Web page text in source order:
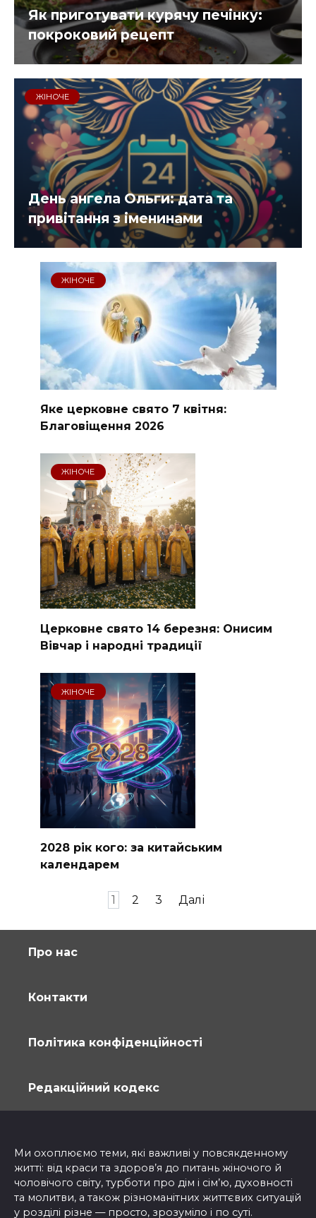
Як приготувати курячу печінку:
покроковий рецепт
ЖІНОЧЕ
День ангела Ольги: дата та
привітання з іменинами
ЖІНОЧЕ
Яке церковне свято 7 квітня:
Благовіщення 2026
ЖІНОЧЕ
Церковне свято 14 березня: Онисим
Вівчар і народні традиції
ЖІНОЧЕ
2028 рік кого: за китайським
календарем
1 2 3 Далі
Про нас
Контакти
Політика конфіденційності
Редакційний кодекс
Ми охоплюємо теми, які важливі у повсякденному
житті: від краси та здоров’я до питань жіночого й
чоловічого світу, турботи про дім і сім’ю, духовності
та молитви, а також різноманітних життєвих ситуацій
у розділі різне — просто, зрозуміло і по суті.